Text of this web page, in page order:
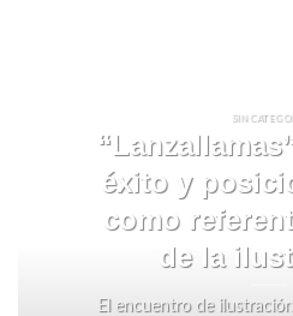
SIN
éxito y
como
de la
El encuentro de